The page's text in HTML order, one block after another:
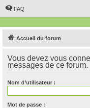
FAQ
Accueil du forum
Vous devez vous
messages de ce forum.
Nom d’utilisateur :
Mot de passe :